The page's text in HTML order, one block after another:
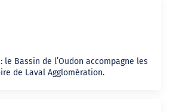
Bassin de l’Oudon accompagne les
de Laval Agglomération.